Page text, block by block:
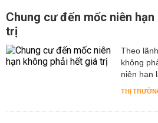
Chung cư đến mốc niên
trị
Theo
không
niên hạn
THỊ